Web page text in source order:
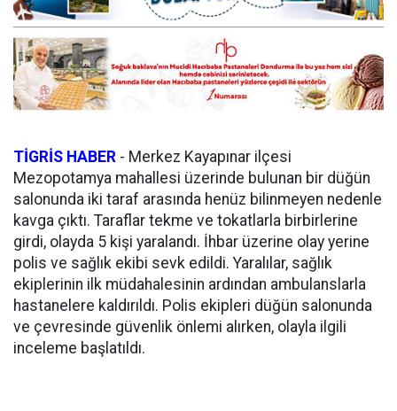
TİGRİS HABER - Merkez Kayapınar ilçesi
Mezopotamya mahallesi üzerinde bulunan bir düğün
salonunda iki taraf arasında henüz bilinmeyen nedenle
kavga çıktı. Taraflar tekme ve tokatlarla birbirlerine
girdi, olayda 5 kişi yaralandı. İhbar üzerine olay yerine
polis ve sağlık ekibi sevk edildi. Yaralılar, sağlık
ekiplerinin ilk müdahalesinin ardından ambulanslarla
hastanelere kaldırıldı. Polis ekipleri düğün salonunda
ve çevresinde güvenlik önlemi alırken, olayla ilgili
inceleme başlatıldı.